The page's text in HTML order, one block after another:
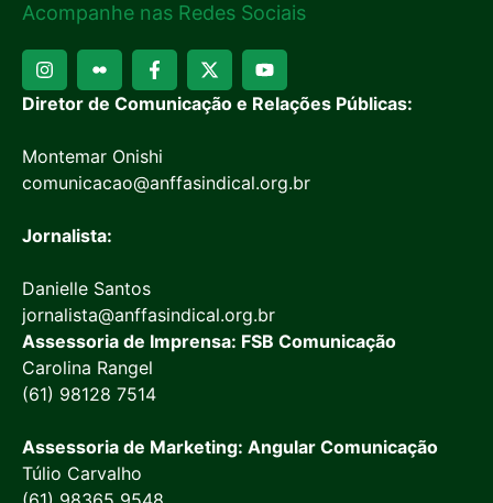
Acompanhe nas Redes Sociais
Diretor de Comunicação e Relações Públicas:
Montemar Onishi
comunicacao@anffasindical.org.br
Jornalista:
Danielle Santos
jornalista@anffasindical.org.br
Assessoria de Imprensa: FSB Comunicação
Carolina Rangel
(61) 98128 7514
Assessoria de Marketing: Angular Comunicação
Túlio Carvalho